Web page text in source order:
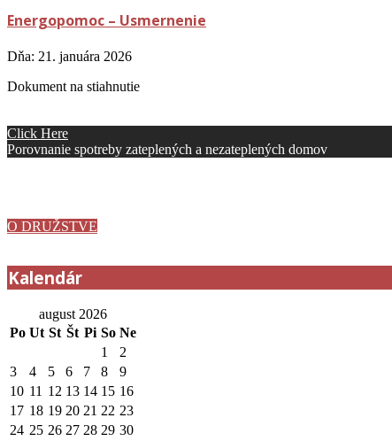
Energopomoc – Usmernenie
Dňa: 21. januára 2026
Dokument na stiahnutie
Click Here
Porovnanie spotreby zateplených a nezateplených domov
O DRUŽSTVE
Kalendár
august 2026
Po Ut St Št Pi So Ne
1
2
3
4 5 6 7 8
9
10 11 12 13 14 15 16
17 18 19 20 21 22 23
24 25 26 27 28 29 30